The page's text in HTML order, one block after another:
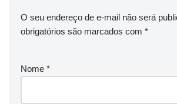
O seu endereço de e-mail não será
obrigatórios são marcados com *
Nome *